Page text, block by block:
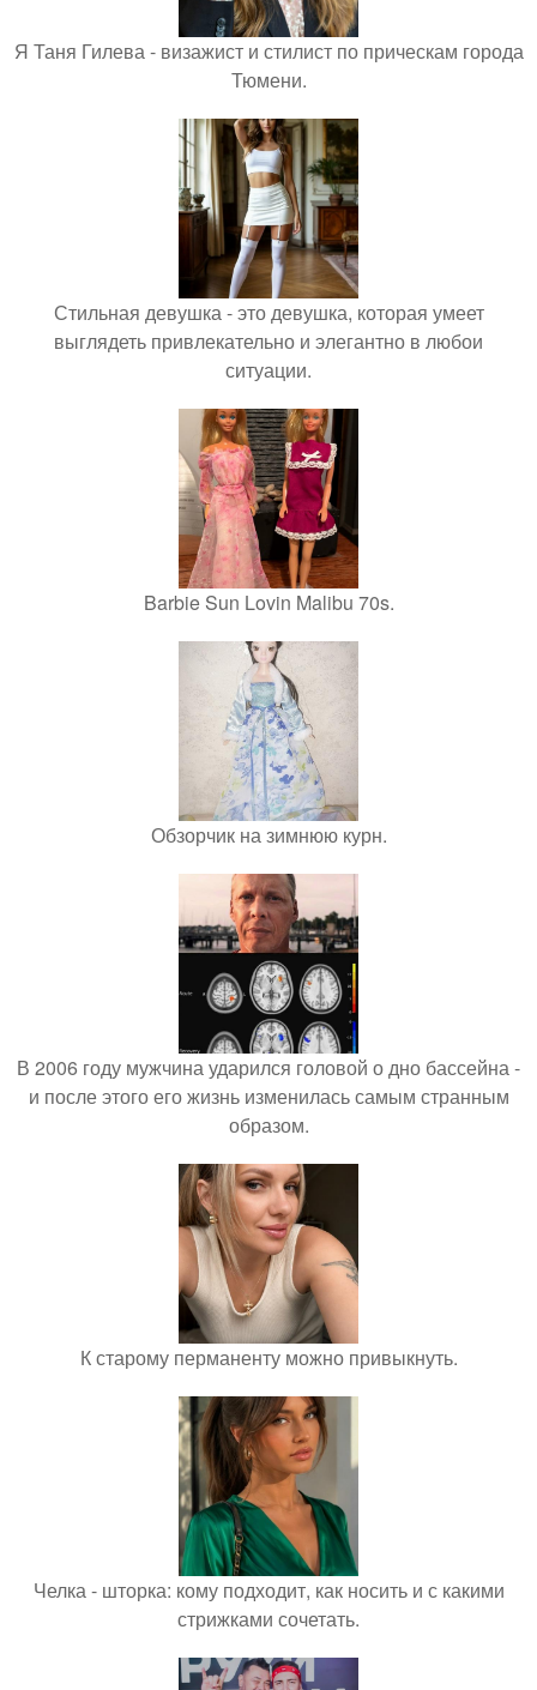
Я Таня Гилева - визажист и стилист по прическам города
Тюмени.
Стильная девушка - это девушка, которая умеет
выглядеть привлекательно и элегантно в любои
ситуации.
Barbie Sun Lovin Malibu 70s.
Обзорчик на зимнюю курн.
В 2006 году мужчина ударился головой о дно бассейна -
и после этого его жизнь изменилась самым странным
образом.
К старому перманенту можно привыкнуть.
Челка - шторка: кому подходит, как носить и с какими
стрижками сочетать.